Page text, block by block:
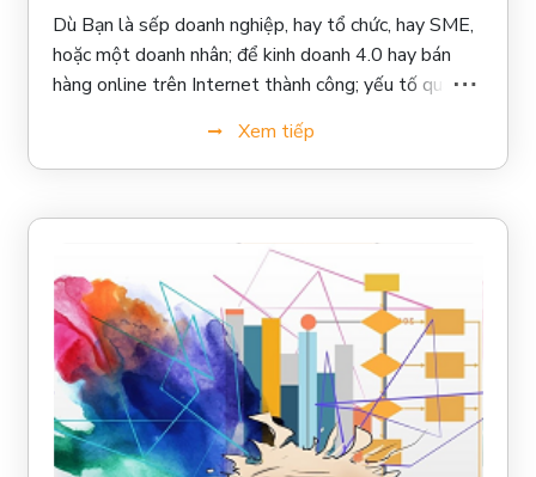
Dù Bạn là sếp doanh nghiệp, hay tổ chức, hay SME,
hoặc một doanh nhân; để kinh doanh 4.0 hay bán
hàng online trên Internet thành công; yếu tố quan
WEBSITE XỊN; và yếu tố quan trọng HÀNG SAU
là BẠN PHẢI QUẢN TRỊ WEBSITE THẬT HIỆU
Xem tiếp